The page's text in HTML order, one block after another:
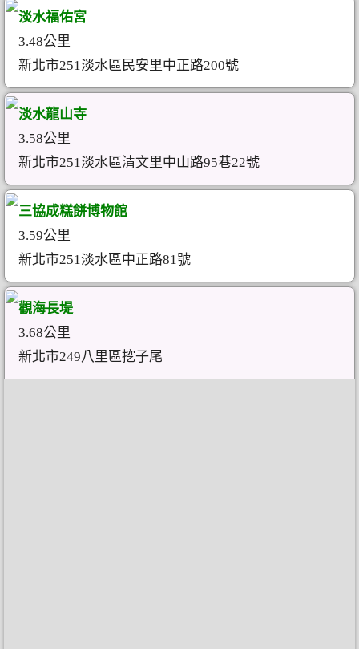
淡水福佑宮
3.48公里
新北市251淡水區民安里中正路200號
淡水龍山寺
3.58公里
新北市251淡水區清文里中山路95巷22號
三協成糕餅博物館
3.59公里
新北市251淡水區中正路81號
觀海長堤
3.68公里
新北市249八里區挖子尾